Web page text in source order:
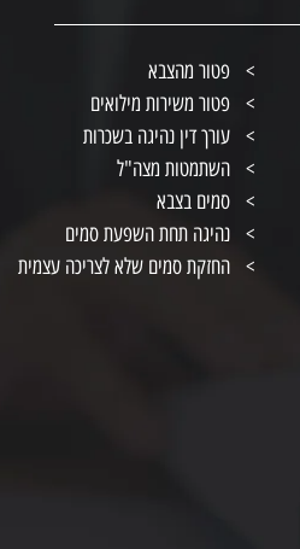
פטור מהצבא
פטור משירות מילואים
עורך דין נהיגה בשכרות
השתמטות מצה"ל
סמים בצבא
נהיגה תחת השפעת סמים
החזקת סמים שלא לצריכה עצמית